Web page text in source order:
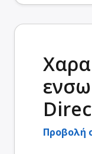
Προβολή